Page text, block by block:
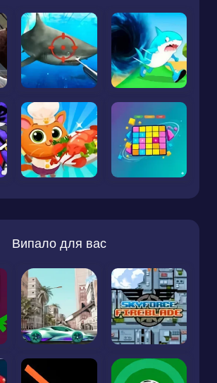
Випало для вас